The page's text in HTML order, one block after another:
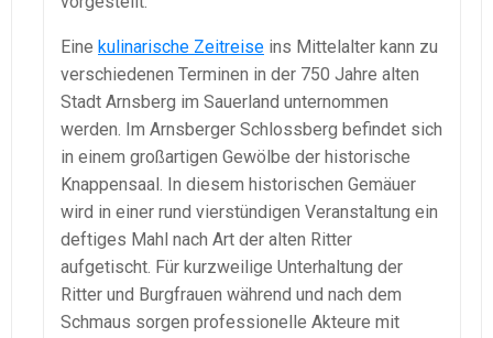
Eine kulinarische Zeitreise ins Mittelalter kann zu
verschiedenen Terminen in der 750 Jahre alten
Stadt Arnsberg im Sauerland unternommen
werden. Im Arnsberger Schlossberg befindet sich
in einem großartigen Gewölbe der historische
Knappensaal. In diesem historischen Gemäuer
wird in einer rund vierstündigen Veranstaltung ein
deftiges Mahl nach Art der alten Ritter
aufgetischt. Für kurzweilige Unterhaltung der
Ritter und Burgfrauen während und nach dem
Schmaus sorgen professionelle Akteure mit